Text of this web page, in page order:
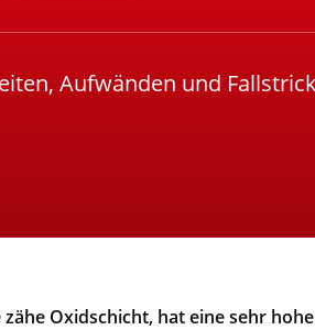
Aufwänden und
Oxidschicht, hat eine sehr